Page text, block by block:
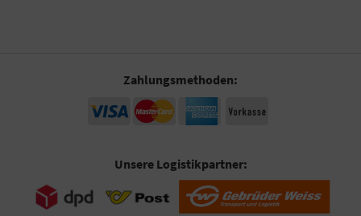
Zahlungsmethoden:
Unsere Logistikpartner: